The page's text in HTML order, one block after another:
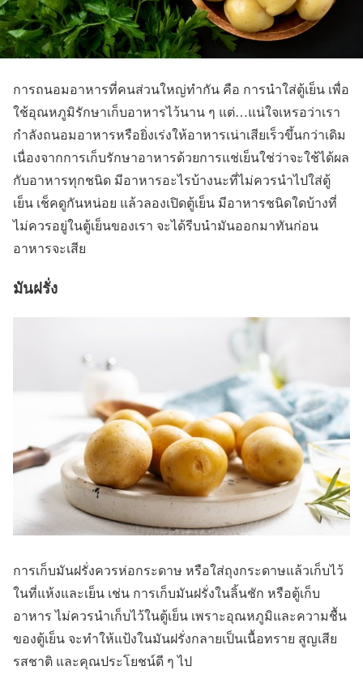
การถนอมอาหารที่คนส่วนใหญ่ทำกัน คือ การนำใส่ตู้เย็น เพื่อ
ใช้อุณหภูมิรักษาเก็บอาหารไว้นาน ๆ แต่…แน่ใจเหรอว่าเรา
กำลังถนอมอาหารหรือยิ่งเร่งให้อาหารเน่าเสียเร็วขึ้นกว่าเดิม
เนื่องจากการเก็บรักษาอาหารด้วยการแช่เย็นใช่ว่าจะใช้ได้ผล
กับอาหารทุกชนิด มีอาหารอะไรบ้างนะที่ไม่ควรนำไปใส่ตู้
เย็น เช็คดูกันหน่อย แล้วลองเปิดตู้เย็น มีอาหารชนิดใดบ้างที่
ไม่ควรอยู่ในตู้เย็นของเรา จะได้รีบนำมันออกมาทันก่อน
อาหารจะเสีย
มันฝรั่ง
การเก็บมันฝรั่งควรห่อกระดาษ หรือใส่ถุงกระดาษแล้วเก็บไว้
ในที่แห้งและเย็น เช่น การเก็บมันฝรั่งในลิ้นชัก หรือตู้เก็บ
อาหาร ไม่ควรนำเก็บไว้ในตู้เย็น เพราะอุณหภูมิและความชื้น
ของตู้เย็น จะทำให้แป้งในมันฝรั่งกลายเป็นเนื้อทราย สูญเสีย
รสชาติ และคุณประโยชน์ดี ๆ ไป